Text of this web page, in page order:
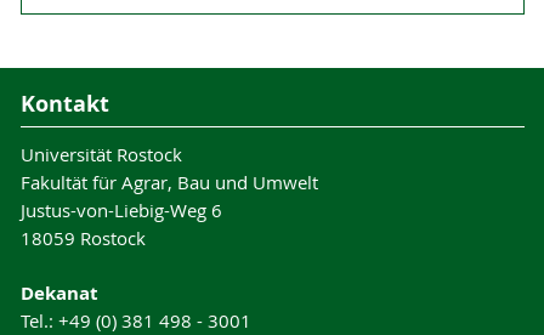
Kontakt
Universität Rostock
Fakultät für Agrar, Bau und Umwelt
Justus-von-Liebig-Weg 6
18059 Rostock
Dekanat
Tel.: +49 (0) 381 498 - 3001